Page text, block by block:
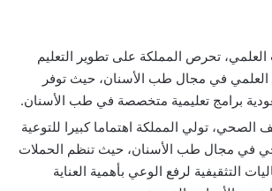
العلمي، تحرص المملكة على تطوير التعليم
العلمي في مجال طب الأسنان، حيث توفر
برامج تعليمية متخصصة في طب الأسنان.
الصحي، تولي المملكة اهتماما كبيرا للتوعية
في مجال طب الأسنان، حيث تنظم الحملات
التثقيفية لرفع الوعي بأهمية العناية